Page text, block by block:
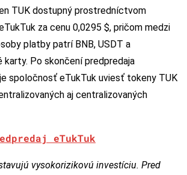
TUK dostupný prostredníctvom
za cenu 0,0295 $, pričom medzi
platby patrí BNB, USDT a
Po skončení predpredaja
spoločnosť eTukTuk uviesť tokeny TUK
aj centralizovaných
eTukTuk
vysokorizikovú investíciu. Pred